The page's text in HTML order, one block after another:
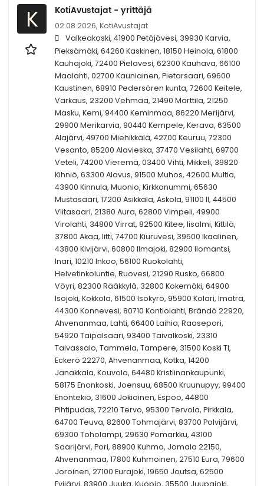
K KotiAvustajat - yrittäjä
02.08.2026, KotiAvustajat
Valkeakoski, 41900 Petäjävesi, 39930 Karvia,
Pieksämäki, 64260 Kaskinen, 18150 Heinola, 61800
Kauhajoki, 72400 Pielavesi, 62300 Kauhava, 66100
Maalahti, 02700 Kauniainen, Pietarsaari, 69600
Kaustinen, 68910 Pedersören kunta, 72600 Keitele,
Varkaus, 23200 Vehmaa, 21490 Marttila, 21250
Masku, Kemi, 94400 Keminmaa, 86220 Merijärvi,
29900 Merikarvia, 90440 Kempele, Kerava, 63500
Alajärvi, 49700 Miehikkälä, 42700 Keuruu, 72300
Vesanto, 85200 Alavieska, 37470 Vesilahti, 69700
Veteli, 74200 Vieremä, 03400 Vihti, Mikkeli, 39820
Kihniö, 63300 Alavus, 91500 Muhos, 42600 Multia,
43900 Kinnula, Muonio, Kirkkonummi, 65630
Mustasaari, 17200 Asikkala, Askola, 91100 II, 44500
Viitasaari, 21380 Aura, 62800 Vimpeli, 49900
Virolahti, 34800 Virrat, 82500 Kitee, Iisalmi, Kittilä,
37800 Akaa, Iitti, 74700 Kiuruvesi, 39500 Ikaalinen,
43800 Kivijärvi, 60800 Ilmajoki, 82900 Ilomantsi,
Inari, 10210 Inkoo, 56100 Ruokolahti,
Helvetinkoluntie, Ruovesi, 21290 Rusko, 66800
Vöyri, 82300 Rääkkylä, 32800 Kokemäki, 64900
Isojoki, Kokkola, 61500 Isokyrö, 95900 Kolari, Imatra,
44300 Konnevesi, 80710 Kontiolahti, Brändö 22920,
Ahvenanmaa, Lahti, 66400 Laihia, Raasepori,
54920 Taipalsaari, 93400 Taivalkoski, 23310
Taivassalo, Tammela, Tampere, 31500 Koski Tl,
Eckerö 22270, Ahvenanmaa, Kotka, 14200
Janakkala, Kouvola, 64480 Kristiinankaupunki,
58175 Enonkoski, Joensuu, 68500 Kruunupyy, 99400
Enontekiö, 31600 Jokioinen, Espoo, 44800
Pihtipudas, 72210 Tervo, 95300 Tervola, Pirkkala,
64700 Teuva, 82600 Tohmajärvi, 83700 Polvijärvi,
69300 Toholampi, 29630 Pomarkku, 43100
Saarijärvi, Pori, 88900 Kuhmo, Jomala 22150,
Ahvenanmaa, 17800 Kuhmoinen, 27510 Eura, 79600
Joroinen, 27100 Eurajoki, 19650 Joutsa, 62500
Evijärvi, 83900 Juuka, Kuopio, 35500 Juupajoki,